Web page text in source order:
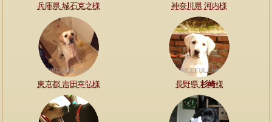
兵庫県 城石克之様 神奈川県 河内様
東京都 吉田幸弘様 長野県 杉崎様